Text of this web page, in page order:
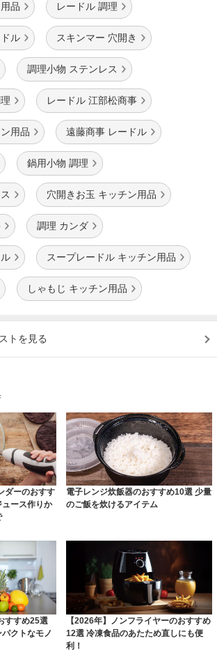
品 レードル 調理
ル スキンマー 穴開き
調理小物 ステンレス
レードル 江部松商事
用品 遠藤商事 レードル
鍋用小物 調理
穴開きお玉 キッチン用品
調理 カンダ
スープレードル キッチン用品
しゃもじ キッチン用品
トを見る
ダーのおすす
ース作りか
電子レンジ炊飯器のおすすめ10選 少量
のご飯を炊けるアイテム
すすめ25選
クトなモノ
【2026年】ノンフライヤーのおすすめ
12選 冷凍食品のあたため直しにも便
利！